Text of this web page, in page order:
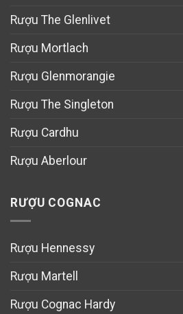
Rượu The Glenlivet
Rượu Mortlach
Rượu Glenmorangie
Rượu The Singleton
Rượu Cardhu
Rượu Aberlour
RƯỢU COGNAC
Rượu Hennessy
Rượu Martell
Rượu Cognac Hardy